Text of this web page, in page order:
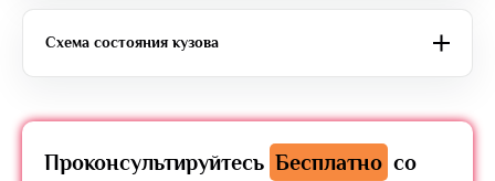
Схема состояния кузова
Проконсультируйтесь Бесплатно со